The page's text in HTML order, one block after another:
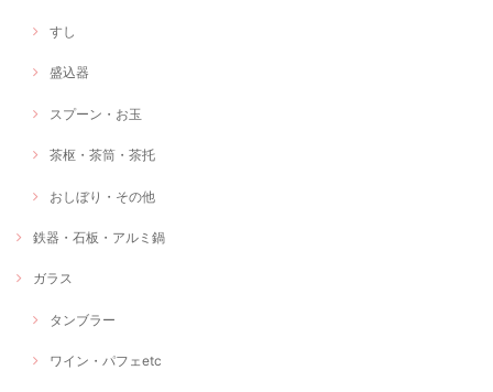
すし
盛込器
スプーン・お玉
茶枢・茶筒・茶托
おしぼり・その他
鉄器・石板・アルミ鍋
ガラス
タンブラー
ワイン・パフェetc